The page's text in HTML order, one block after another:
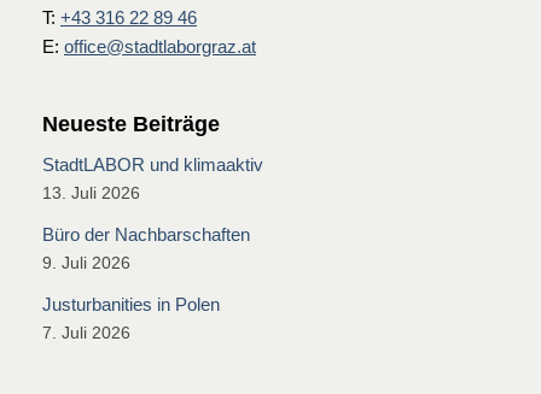
T: +43 316 22 89 46
E: office@stadtlaborgraz.at
Neueste Beiträge
StadtLABOR und klimaaktiv
13. Juli 2026
Büro der Nachbarschaften
9. Juli 2026
Justurbanities in Polen
7. Juli 2026